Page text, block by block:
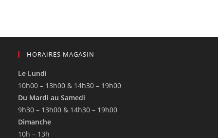
HORAIRES MAGASIN
Le Lundi
10h00 – 13h00 & 14h30 – 19h00
Du Mardi au Samedi
9h30 – 13h00 & 14h30 – 19h00
Dimanche
10h – 13h